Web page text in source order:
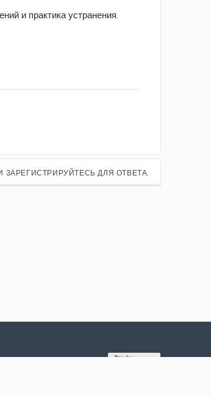
и практика устранения.
ЗАРЕГИСТРИРУЙТЕСЬ ДЛЯ ОТВЕТА.